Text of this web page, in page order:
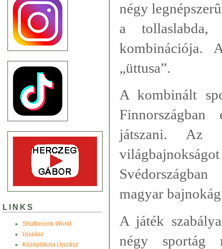
LINKS
Shuttlecock-World
Újszász
Középiskola Újszász
négy
a
kombinációja.
„üttusa”.
A kombinált
Finnországban
játszani. Az
magyar
A játék
négy sportág